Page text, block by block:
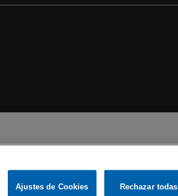
Ajustes de Cookies Rechazar todas